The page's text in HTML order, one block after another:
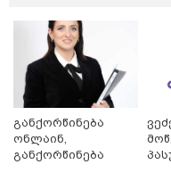
განქორწინება
ონლაინ,
განქორწინება